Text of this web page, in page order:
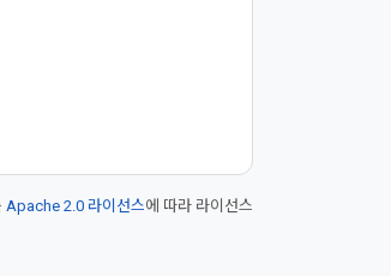
Apache 2.0 라이선스에 따라 라이선스